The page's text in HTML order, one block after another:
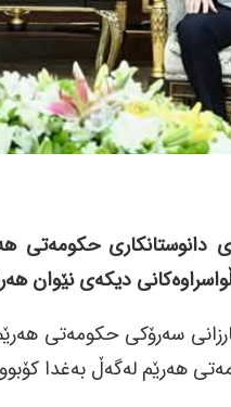
حکومەتی
دیکەی نێوان
4ی2ی2025، مەسرور بارزانی سەرۆکی
هەرێم لەگەڵ بەغدا